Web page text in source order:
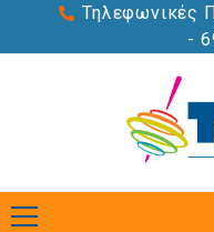
Τηλεφωνικές
-